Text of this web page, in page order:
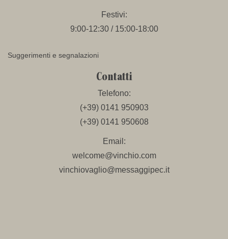
Festivi:
9:00-12:30 / 15:00-18:00
Suggerimenti e segnalazioni
Contatti
Telefono:
(+39) 0141 950903
(+39) 0141 950608
Email:
welcome@vinchio.com
vinchiovaglio@messaggipec.it